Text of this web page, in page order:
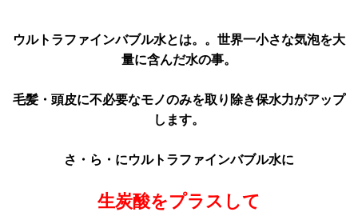
ウルトラファインバブル水とは。。世界一小さな気泡を大
量に含んだ水の事。
毛髪・頭皮に不必要なモノのみを取り除き保水力がアップ
します。
さ・ら・にウルトラファインバブル水に
生炭酸をプラスして